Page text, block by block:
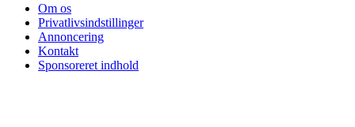
Om os
Privatlivsindstillinger
Annoncering
Kontakt
Sponsoreret indhold